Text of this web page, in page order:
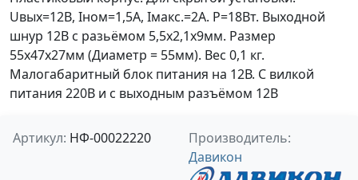
Uвых=12B, Iном=1,5А, Iмакс.=2А. P=18Вт. Выходной
шнур 12В с разьёмом 5,5х2,1х9мм. Размер
55х47х27мм (Диаметр = 55мм). Вес 0,1 кг.
Малогабаритный блок питания на 12В. С вилкой
питания 220В и с выходным разъёмом 12В
Артикул: НФ-00022220
Производитель:
Давикон